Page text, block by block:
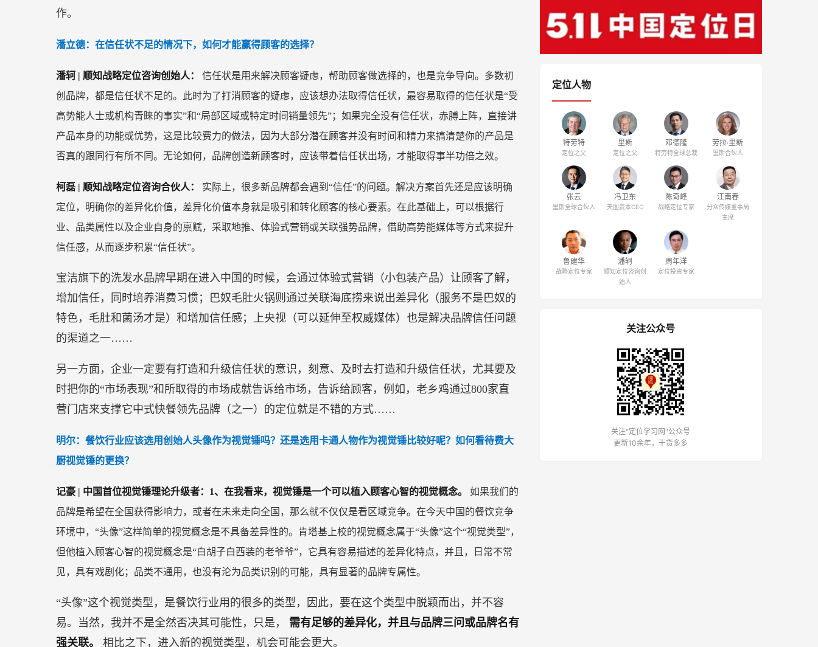
作。
潘立德：在信任状不足的情况下，如何才能赢得顾客的选择？
潘轲 | 顺知战略定位咨询创始人： 信任状是用来解决顾客疑虑，帮助顾客做选择的，也是竞争导向。多数初
创品牌，都是信任状不足的。此时为了打消顾客的疑虑，应该想办法取得信任状，最容易取得的信任状是“受
高势能人士或机构青睐的事实”和“局部区域或特定时间销量领先”；如果完全没有信任状，赤膊上阵，直接讲
产品本身的功能或优势，这是比较费力的做法，因为大部分潜在顾客并没有时间和精力来搞清楚你的产品是
否真的跟同行有所不同。无论如何，品牌创造新顾客时，应该带着信任状出场，才能取得事半功倍之效。
柯磊 | 顺知战略定位咨询合伙人： 实际上，很多新品牌都会遇到“信任”的问题。解决方案首先还是应该明确
定位，明确你的差异化价值，差异化价值本身就是吸引和转化顾客的核心要素。在此基础上，可以根据行
业、品类属性以及企业自身的禀赋，采取地推、体验式营销或关联强势品牌，借助高势能媒体等方式来提升
信任感，从而逐步积累“信任状”。
宝洁旗下的洗发水品牌早期在进入中国的时候，会通过体验式营销（小包装产品）让顾客了解，
增加信任，同时培养消费习惯；巴奴毛肚火锅则通过关联海底捞来说出差异化（服务不是巴奴的
特色，毛肚和菌汤才是）和增加信任感；上央视（可以延伸至权威媒体）也是解决品牌信任问题
的渠道之一……
另一方面，企业一定要有打造和升级信任状的意识，刻意、及时去打造和升级信任状，尤其要及
时把你的“市场表现”和所取得的市场成就告诉给市场，告诉给顾客，例如，老乡鸡通过800家直
营门店来支撑它中式快餐领先品牌（之一）的定位就是不错的方式……
明尔：餐饮行业应该选用创始人头像作为视觉锤吗？还是选用卡通人物作为视觉锤比较好呢？如何看待费大
厨视觉锤的更换？
记豪 | 中国首位视觉锤理论升级者：1、在我看来，视觉锤是一个可以植入顾客心智的视觉概念。 如果我们的
品牌是希望在全国获得影响力，或者在未来走向全国，那么就不仅仅是看区域竞争。在今天中国的餐饮竞争
环境中，“头像”这样简单的视觉概念是不具备差异性的。肯塔基上校的视觉概念属于“头像”这个“视觉类型”，
但他植入顾客心智的视觉概念是“白胡子白西装的老爷爷”，它具有容易描述的差异化特点，并且，日常不常
见，具有戏剧化；品类不通用，也没有沦为品类识别的可能，具有显著的品牌专属性。
“头像”这个视觉类型，是餐饮行业用的很多的类型，因此，要在这个类型中脱颖而出，并不容
易。当然，我并不是全然否决其可能性，只是， 需有足够的差异化，并且与品牌三问或品牌名有
强关联。 相比之下，进入新的视觉类型，机会可能会更大。
定位人物
特劳特
定位之父
里斯
定位之父
邓德隆
特劳特全球总裁
劳拉·里斯
里斯合伙人
张云
里斯全球合伙人
冯卫东
天图资本CEO
陈奇峰
战略定位专家
江南春
分众传媒董事局
主席
鲁建华
战略定位专家
潘轲
顺知定位咨询创
始人
周年洋
定位投资专家
关注公众号
关注"定位学习网"公众号
更新10余年，干货多多